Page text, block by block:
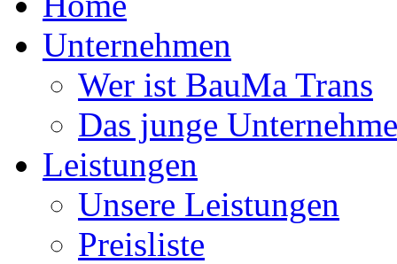
Unternehmen
Wer ist BauMa Trans
Das junge
Leistungen
Unsere Leistungen
Preisliste